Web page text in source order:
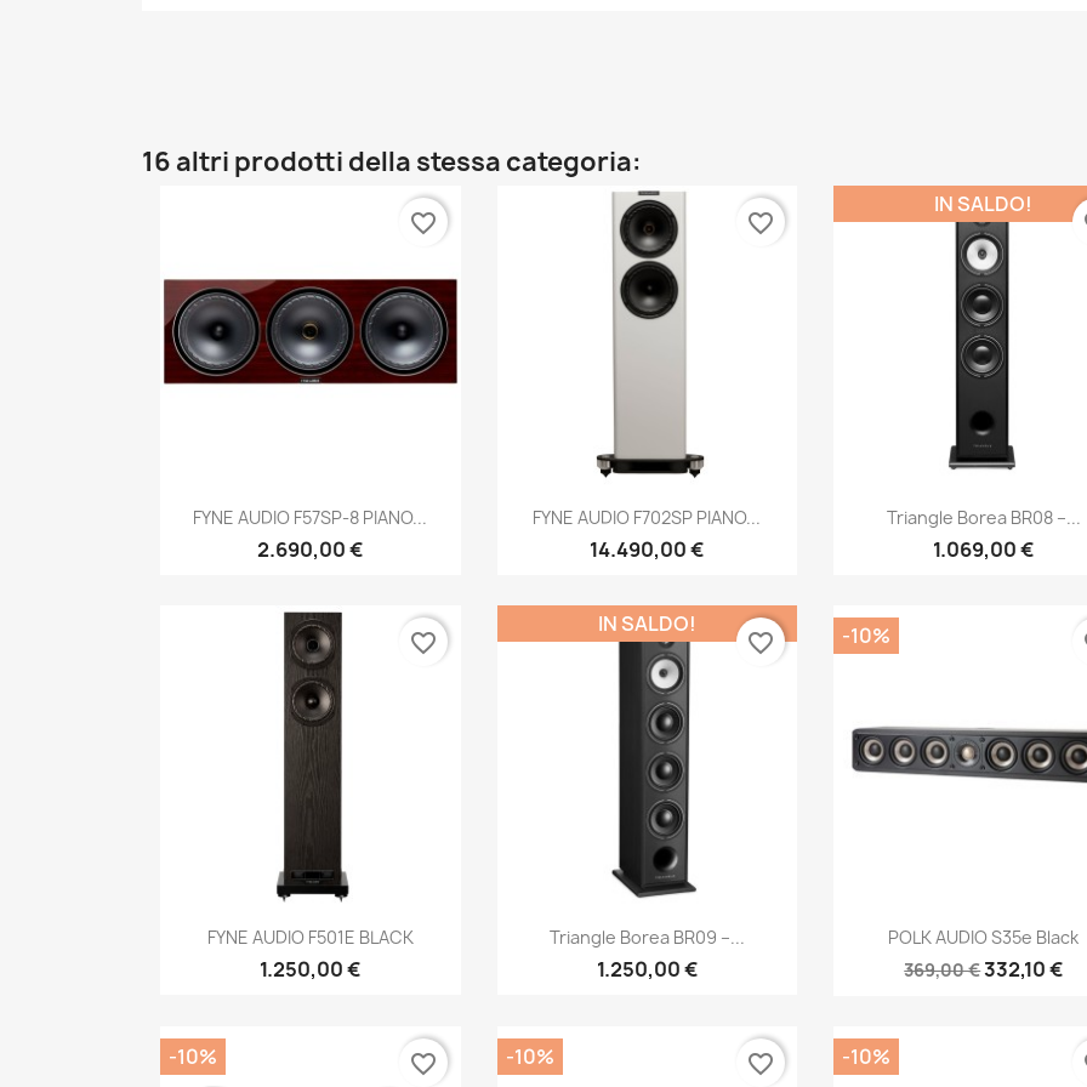
16 altri prodotti della stessa categoria:
Anteprima
FYNE AUDIO F57SP-8 PIANO...
2.690,00 €
favorite_border
Anteprima
FYNE AUDIO F702SP PIANO...
14.490,00 €
favorite_border
Anteprima
Triangle Borea BR08 –...
1.069,00 €
IN SALDO!
Anteprima
FYNE AUDIO F501E BLACK
1.250,00 €
favorite_border
Anteprima
Triangle Borea BR09 –...
1.250,00 €
IN SALDO!
favorite_border
Anteprima
POLK AUDIO S35e Black
369,00 €332,10 €
-10%
-10% favorite_border -10% favorite_border -10%